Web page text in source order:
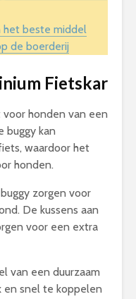
het beste middel
de boerderij
Fietskar
voor honden van een
buggy kan
waardoor het
honden.
zorgen voor
De kussens aan
voor een extra
van een duurzaam
en snel te koppelen